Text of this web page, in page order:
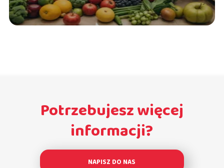
Potrzebujesz więcej
informacji?
NAPISZ DO NAS